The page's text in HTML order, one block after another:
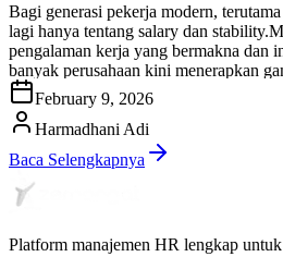
Bagi generasi pekerja modern,
lagi hanya tentang salary dan
pengalaman kerja yang bermakna dan
banyak perusahaan kini menerapkan
konsep mengadaptasi elemen
leaderboard, reward) ke dalam dunia
membuat pekerjaan jadi main-main,
February 9, 2026
Harmadhani Adi
Baca Selengkapnya
Platform manajemen HR lengkap